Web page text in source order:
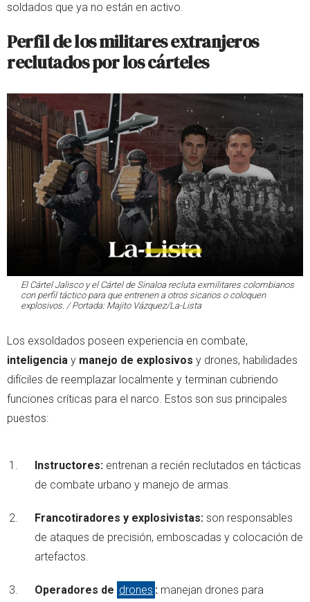
soldados que ya no están en activo.
Perfil de los militares extranjeros
reclutados por los cárteles
El Cártel Jalisco y el Cártel de Sinaloa recluta exmilitares colombianos
con perfil táctico para que entrenen a otros sicarios o coloquen
explosivos. / Portada: Majito Vázquez/La-Lista
Los exsoldados poseen experiencia en combate,
inteligencia y manejo de explosivos y drones, habilidades
difíciles de reemplazar localmente y terminan cubriendo
funciones críticas para el narco. Estos son sus principales
puestos:
Instructores: entrenan a recién reclutados en tácticas
de combate urbano y manejo de armas.
Francotiradores y explosivistas: son responsables
de ataques de precisión, emboscadas y colocación de
artefactos.
Operadores de drones : manejan drones para